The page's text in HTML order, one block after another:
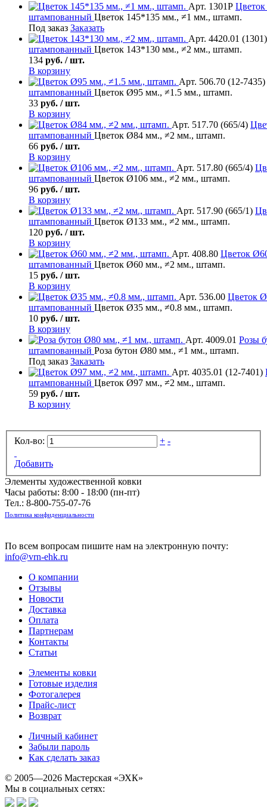
Арт. 1301Р Цветок
штампованный Цветок 145*135 мм., ≠1 мм., штамп.
Под заказ Заказать
Арт. 4420.01 (1301)
штампованный Цветок 143*130 мм., ≠2 мм., штамп.
134 руб. / шт.
В корзину
Арт. 506.70 (12-7435)
штампованный Цветок Ø95 мм., ≠1.5 мм., штамп.
33 руб. / шт.
В корзину
Арт. 517.70 (665/4)
штампованный Цветок Ø84 мм., ≠2 мм., штамп.
66 руб. / шт.
В корзину
Арт. 517.80 (665/4)
штампованный Цветок Ø106 мм., ≠2 мм., штамп.
96 руб. / шт.
В корзину
Арт. 517.90 (665/1)
штампованный Цветок Ø133 мм., ≠2 мм., штамп.
120 руб. / шт.
В корзину
Арт. 408.80 Цветок
штампованный Цветок Ø60 мм., ≠2 мм., штамп.
15 руб. / шт.
В корзину
Арт. 536.00 Цветок
штампованный Цветок Ø35 мм., ≠0.8 мм., штамп.
10 руб. / шт.
В корзину
Арт. 4009.01 Розы
штампованный Роза бутон Ø80 мм., ≠1 мм., штамп.
Под заказ Заказать
Арт. 4035.01 (12-7401)
штампованный Цветок Ø97 мм., ≠2 мм., штамп.
59 руб. / шт.
В корзину
Кол-во: + -
Добавить
Элементы художественной ковки
Часы работы: 8:00 - 18:00 (пн-пт)
Тел.: 8-800-755-07-76
Политика конфиденциальности
По всем вопросам пишите нам на электронную почту:
info@vrn-ehk.ru
О компании
Отзывы
Новости
Доставка
Оплата
Партнерам
Контакты
Статьи
Элементы ковки
Готовые изделия
Фотогалерея
Прайс-лист
Возврат
Личный кабинет
Забыли пароль
Как сделать заказ
© 2005—2026 Мастерская «ЭХК»
Мы в социальных сетях: